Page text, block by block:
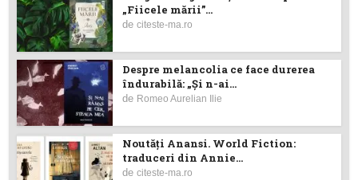
„Fiicele mării”...
deciteste-ma.ro
Despre melancolia ce face durerea
îndurabilă: „Și n-ai...
de Romeo Aurelian Ilie
Noutăţi Anansi. World Fiction:
traduceri din Annie...
deciteste-ma.ro